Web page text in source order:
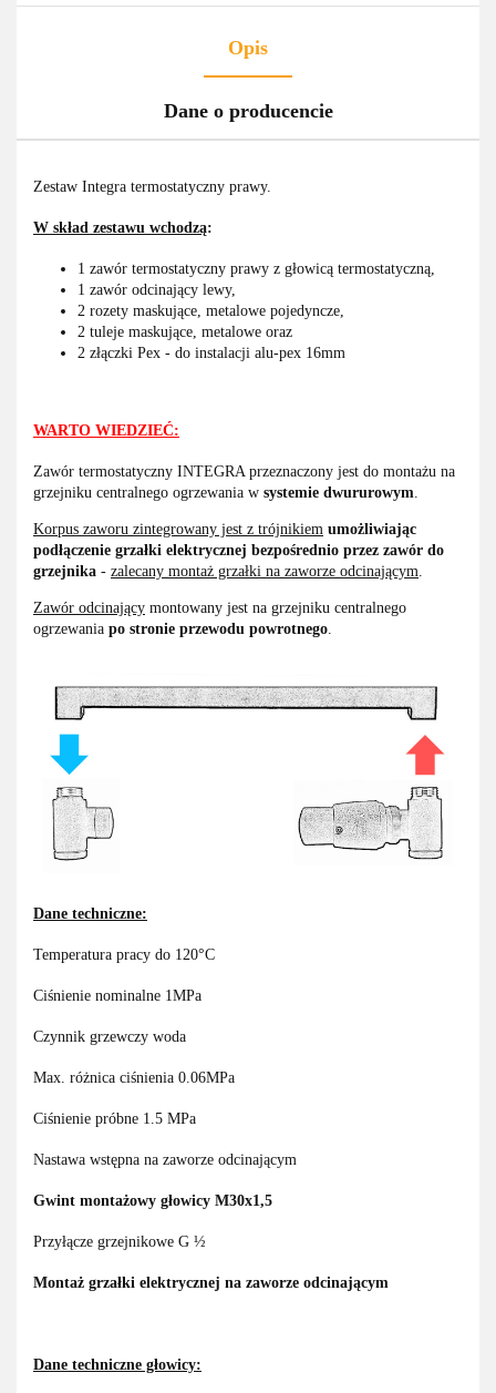
Opis
Dane o producencie
Zestaw Integra termostatyczny prawy.
W skład zestawu wchodzą:
1 zawór termostatyczny prawy z głowicą termostatyczną,
1 zawór odcinający lewy,
2 rozety maskujące, metalowe pojedyncze,
2 tuleje maskujące, metalowe oraz
2 złączki Pex - do instalacji alu-pex 16mm
WARTO WIEDZIEĆ:
Zawór termostatyczny INTEGRA przeznaczony jest do montażu na
grzejniku centralnego ogrzewania w systemie dwururowym.
Korpus zaworu zintegrowany jest z trójnikiem umożliwiając
podłączenie grzałki elektrycznej bezpośrednio przez zawór do
grzejnika - zalecany montaż grzałki na zaworze odcinającym.
Zawór odcinający montowany jest na grzejniku centralnego
ogrzewania po stronie przewodu powrotnego.
Dane techniczne:
Temperatura pracy do 120°C
Ciśnienie nominalne 1MPa
Czynnik grzewczy woda
Max. różnica ciśnienia 0.06MPa
Ciśnienie próbne 1.5 MPa
Nastawa wstępna na zaworze odcinającym
Gwint montażowy głowicy M30x1,5
Przyłącze grzejnikowe G ½
Montaż grzałki elektrycznej na zaworze odcinającym
Dane techniczne głowicy: